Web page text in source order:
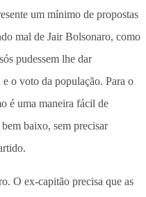
um mínimo de propostas
mal de Jair Bolsonaro, como
pudessem lhe dar
o voto da população. Para o
é uma maneira fácil de
baixo, sem precisar
O ex-capitão precisa que as